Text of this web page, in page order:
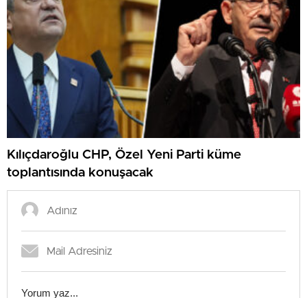
Kılıçdaroğlu CHP, Özel Yeni Parti küme
toplantısında konuşacak